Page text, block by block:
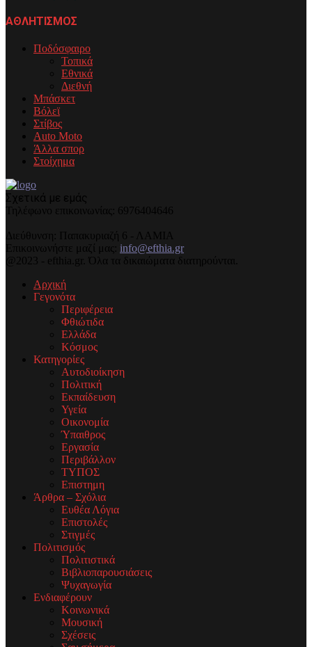
ΑΘΛΗΤΙΣΜΟΣ
Ποδόσφαιρο
Τοπικά
Εθνικά
Διεθνή
Μπάσκετ
Βόλεϊ
Στίβος
Auto Moto
Άλλα σπορ
Στοίχημα
Σχετικά με εμάς
Τηλέφωνo επικοινωνίας: 6976404646
Διεύθυνση: Παπακυριαζή 6 - ΛΑΜΙΑ
Επικοινωνήστε μαζί μας: info@efthia.gr
@2023 - efthia.gr. Όλα τα δικαιώματα διατηρούνται.
Αρχική
Γεγονότα
Περιφέρεια
Φθιώτιδα
Ελλάδα
Κόσμος
Κατηγορίες
Αυτοδιοίκηση
Πολιτική
Εκπαίδευση
Υγεία
Οικονομία
Ύπαιθρος
Εργασία
Περιβάλλον
ΤΥΠΟΣ
Επιστημη
Άρθρα – Σχόλια
Ευθέα Λόγια
Επιστολές
Στιγμές
Πολιτισμός
Πολιτιστικά
Βιβλιοπαρουσιάσεις
Ψυχαγωγία
Ενδιαφέρουν
Κοινωνικά
Μουσική
Σχέσεις